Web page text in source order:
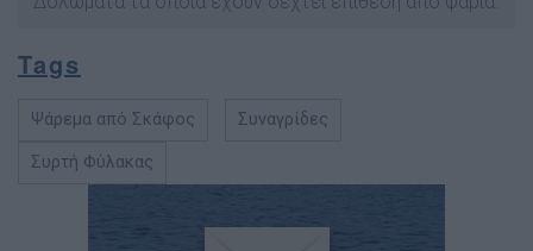
Tags
Ψάρεμα από Σκάφος Συναγρίδες
Συρτή Φύλακας